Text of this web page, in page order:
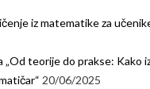
iz matematike za
„Od teorije do prakse: Kako
20/06/2025